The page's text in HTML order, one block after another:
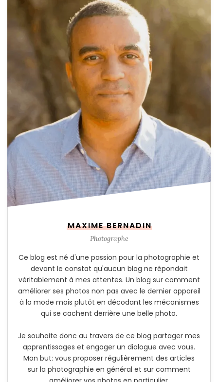
MAXIME BERNADIN
Photographe
Ce blog est né d'une passion pour la photographie et
devant le constat qu'aucun blog ne répondait
véritablement à mes attentes. Un blog sur comment
améliorer ses photos non pas avec le dernier appareil
à la mode mais plutôt en décodant les mécanismes
qui se cachent derrière une belle photo.
Je souhaite donc au travers de ce blog partager mes
apprentissages et engager un dialogue avec vous.
Mon but: vous proposer régulièrement des articles
sur la photographie en général et sur comment